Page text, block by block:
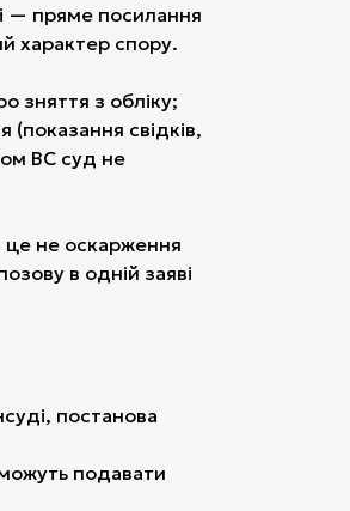
— пряме посилання
характер спору.
зняття з обліку;
свідків,
ВС суд не
не оскарження
в одній заяві
постанова
подавати